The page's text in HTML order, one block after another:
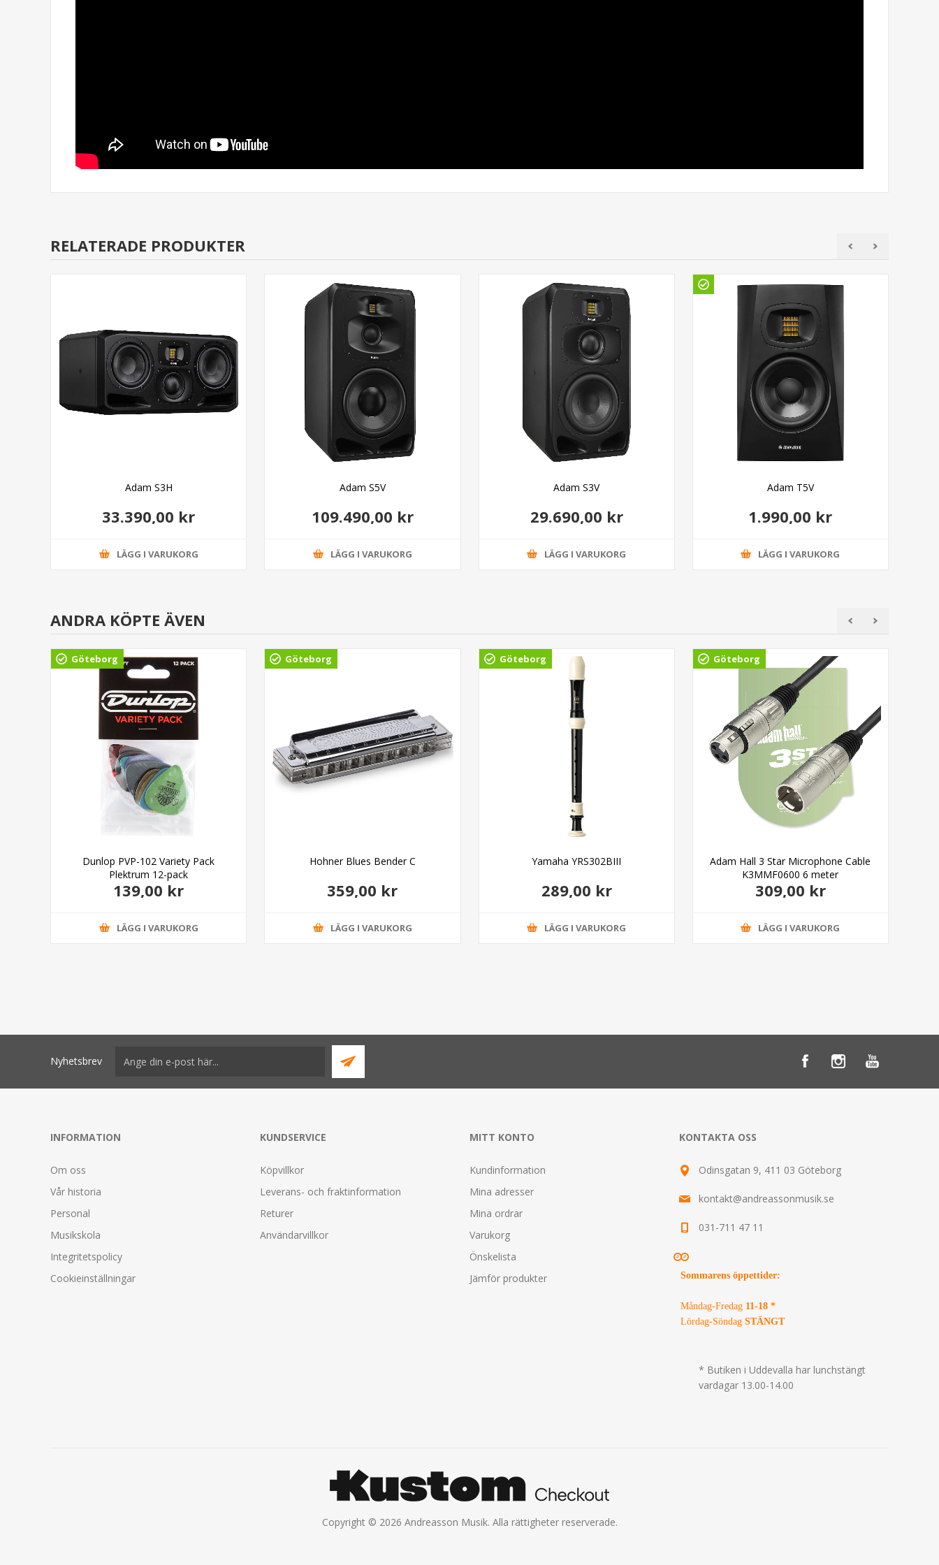
RELATERADE PRODUKTER
Adam S3H
33.390,00 kr
LÄGG I VARUKORG
Adam S5V
109.490,00 kr
LÄGG I VARUKORG
Adam S3V
29.690,00 kr
LÄGG I VARUKORG
Adam T5V
1.990,00 kr
LÄGG I VARUKORG
ANDRA KÖPTE ÄVEN
Göteborg
Dunlop PVP-102 Variety Pack
Plektrum 12-pack
139,00 kr
LÄGG I VARUKORG
Göteborg
Hohner Blues Bender C
359,00 kr
LÄGG I VARUKORG
Göteborg
Yamaha YRS302BIII
289,00 kr
LÄGG I VARUKORG
Göteborg
Adam Hall 3 Star Microphone Cable
K3MMF0600 6 meter
309,00 kr
LÄGG I VARUKORG
Nyhetsbrev
INFORMATION
Om oss
Vår historia
Personal
Musikskola
Integritetspolicy
Cookieinställningar
KUNDSERVICE
Köpvillkor
Leverans- och fraktinformation
Returer
Användarvillkor
MITT KONTO
Kundinformation
Mina adresser
Mina ordrar
Varukorg
Önskelista
Jämför produkter
KONTAKTA OSS
Odinsgatan 9, 411 03 Göteborg
kontakt@andreassonmusik.se
031-711 47 11
Sommarens öppettider:
Måndag-Fredag 11-18 *
Lördag-Söndag STÄNGT
* Butiken i Uddevalla har lunchstängt
vardagar 13.00-14.00
Copyright © 2026 Andreasson Musik. Alla rättigheter reserverade.